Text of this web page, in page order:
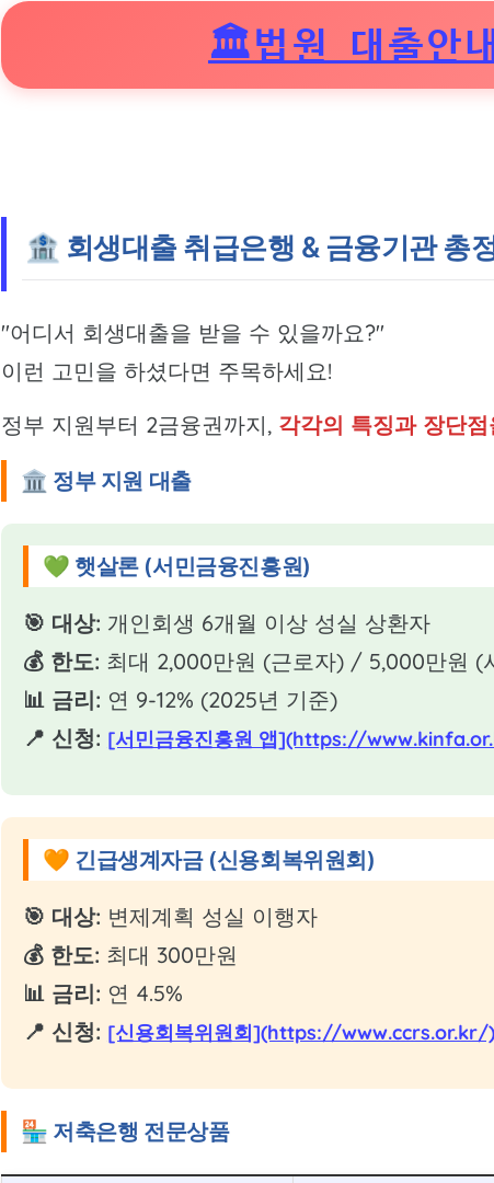
🏛️법원 대출안
🏦 회생대출 취급은행 & 금융기관 총
"어디서 회생대출을 받을 수 있을까요?"
이런 고민을 하셨다면 주목하세요!
정부 지원부터 2금융권까지, 각각의 특징과 장단
🏛️ 정부 지원 대출
💚 햇살론 (서민금융진흥원)
🎯 대상: 개인회생 6개월 이상 성실 상환자
💰 한도: 최대 2,000만원 (근로자) / 5,000만원 (
📊 금리: 연 9-12% (2025년 기준)
📍 신청: [서민금융진흥원 앱](https://
🧡 긴급생계자금 (신용회복위원회)
🎯 대상: 변제계획 성실 이행자
💰 한도: 최대 300만원
📊 금리: 연 4.5%
📍 신청: [신용회복위원회](https://www.ccrs.or.kr/)
🏪 저축은행 전문상품